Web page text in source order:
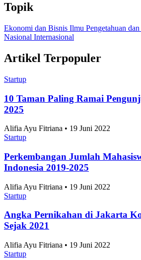
Topik
Ekonomi dan Bisnis Ilmu Pengetahuan
Nasional Internasional
Artikel Terpopuler
Startup
10 Taman Paling Ramai
2025
Alifia Ayu Fitriana • 19 Juni 2022
Startup
Perkembangan Jumlah
Indonesia 2019-2025
Alifia Ayu Fitriana • 19 Juni 2022
Startup
Angka Pernikahan di Jakarta
Sejak 2021
Alifia Ayu Fitriana • 19 Juni 2022
Startup